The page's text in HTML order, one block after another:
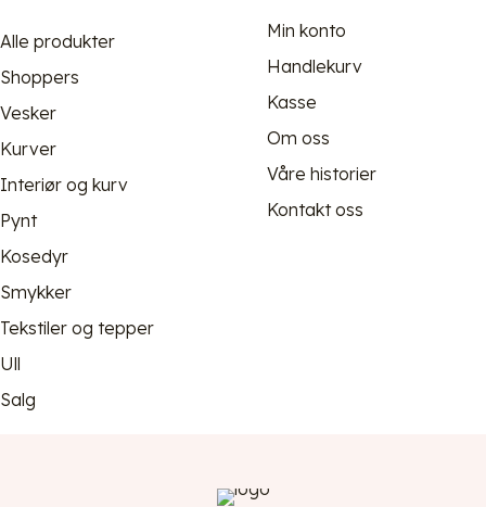
Min konto
Handlekurv
Kasse
Om oss
Våre historier
Kontakt oss
Alle produkter
Shoppers
Vesker
Kurver
Interiør og kurv
Pynt
Kosedyr
Smykker
Tekstiler og tepper
Ull
Salg